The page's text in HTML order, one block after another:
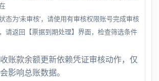
态为‘未审核’，请使用有审核权限账号完成审核
请返回【票据到期处理】界面，检查筛选条件
账款余额更新依赖凭证审核动作，仅
影响总账数据。